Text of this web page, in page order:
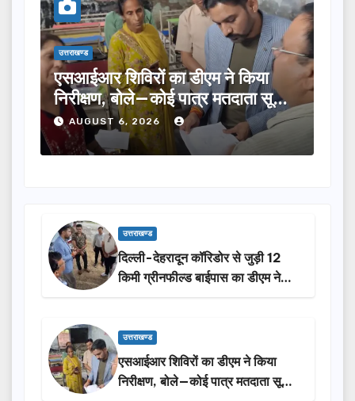
किया
सूची
उत्तराखण्ड
तीलू रौतेली पुरस्कार के लिए 13 महिलाओं
का चयन, 35 आंगनबाड़ी कार्यकर्तियां भी
होंगी सम्मानित…
AUGUST 6, 2026
उत्तराखण्ड
दिल्ली-देहरादून कॉरिडोर से जुड़ी 12
किमी ग्रीनफील्ड बाईपास का डीएम ने
किया निरीक्षण…
उत्तराखण्ड
एसआईआर शिविरों का डीएम ने किया
निरीक्षण, बोले—कोई पात्र मतदाता सूची